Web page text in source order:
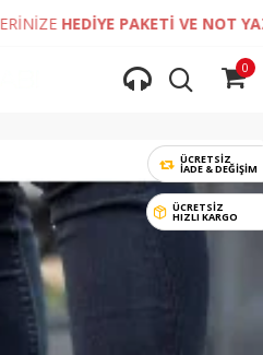
HEDİYE PAKETİ VE NOT
0
ÜCRETSİZ
İADE & DEĞIŞIM
ÜCRETSİZ
HIZLI KARGO